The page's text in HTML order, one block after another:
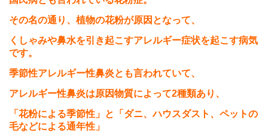
その名の通り、植物の花粉が原因となって、
くしゃみや鼻水を引き起こすアレルギー症状を起こす病気
です。
季節性アレルギー性鼻炎とも言われていて、
アレルギー性鼻炎は原因物質によって2種類あり、
「花粉による季節性」と「ダニ、ハウスダスト、ペットの
毛などによる通年性」